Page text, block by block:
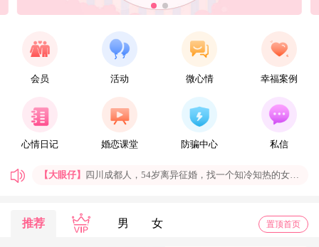
会员 活动 微心情 幸福案例
心情日记 婚恋课堂 防骗中心 私信
【大眼仔】
四川成都人，54岁离异征婚，找一个知冷知热的女人结婚过日子，非诚勿扰
【一米阳光】
上海征婚，找一位条件好点、能结婚的伴侣成家
【玉兰花】 山东济南本人，离异带一女儿，大龄男征婚，非诚勿扰。
推荐 男 女 置顶首页